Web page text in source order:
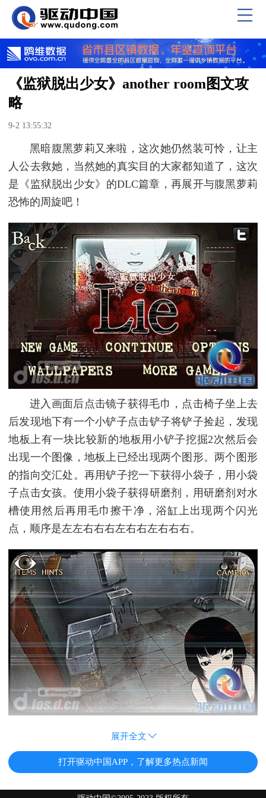
《监狱脱出少女》another room图文攻
略
9-2 13:55:32
黑暗腹黑萝莉又来啦，这次她仍然装可怜，让主
人公去救她，当然她的真实目的大家都知道了，这次
是《监狱脱出少女》的DLC篇章，再展开与腹黑萝莉
恐怖的周旋吧！
进入画面后点击镜子获得毛巾，点击椅子坐上去
后发现地下有一个小铲子点击铲子将铲子捡起，发现
地板上有一块比较新的地板用小铲子挖掘2次然后会
出现一个图像，地板上已经出现两个图形。两个图形
的指向交汇处。再用铲子挖一下获得小袋子，用小袋
子点击女孩。使用小袋子获得研磨剂，用研磨剂对水
槽使用然后再用毛巾擦干净，浴缸上出现两个闪光
点，顺序是左左右右右左右右左右右右。
展开全文
打开驱动中国APP，了解更多热点新闻